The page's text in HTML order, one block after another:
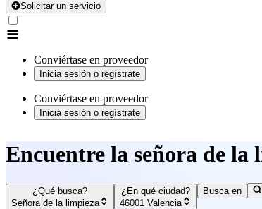
Solicitar un servicio
Conviértase en proveedor
Inicia sesión o regístrate
Conviértase en proveedor
Inicia sesión o regístrate
Encuentre la señora de la
¿Qué busca?
Señora de la limpieza
¿En qué ciudad?
46001 Valencia
Busca en